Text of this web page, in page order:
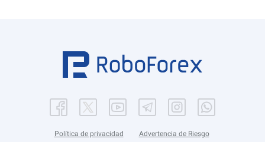
Política de privacidad Advertencia de Riesgo